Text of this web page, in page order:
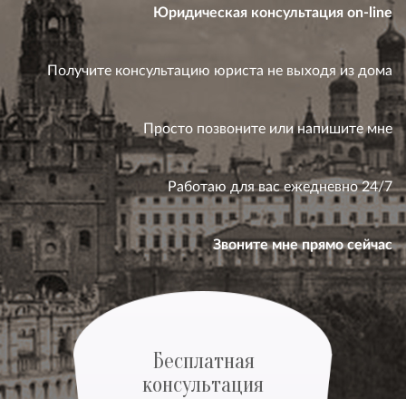
Юридическая консультация on-line
Получите консультацию юриста не выходя из дома
Просто позвоните или напишите мне
Работаю для вас ежедневно 24/7
Звоните мне прямо сейчас
Бесплатная
консультация